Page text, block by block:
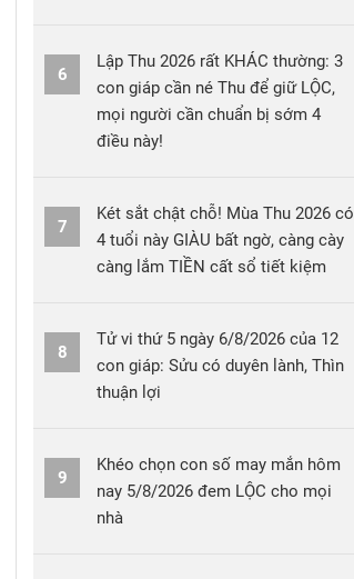
6
Lập Thu 2026 rất KHÁC thường: 3
con giáp cần né Thu để giữ LỘC,
mọi người cần chuẩn bị sớm 4
điều này!
7
Két sắt chật chỗ! Mùa Thu 2026 có
4 tuổi này GIÀU bất ngờ, càng cày
càng lắm TIỀN cất sổ tiết kiệm
8
Tử vi thứ 5 ngày 6/8/2026 của 12
con giáp: Sửu có duyên lành, Thìn
thuận lợi
9
Khéo chọn con số may mắn hôm
nay 5/8/2026 đem LỘC cho mọi
nhà